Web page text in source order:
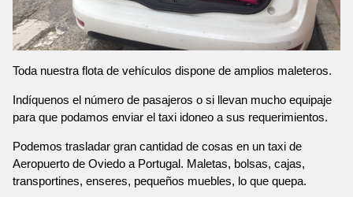
Toda nuestra flota de vehículos dispone de amplios maleteros.
Indíquenos el número de pasajeros o si llevan mucho equipaje
para que podamos enviar el taxi idoneo a sus requerimientos.
Podemos trasladar gran cantidad de cosas en un taxi de
Aeropuerto de Oviedo a Portugal. Maletas, bolsas, cajas,
transportines, enseres, pequeños muebles, lo que quepa.